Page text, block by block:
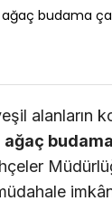
alanların
ağaç